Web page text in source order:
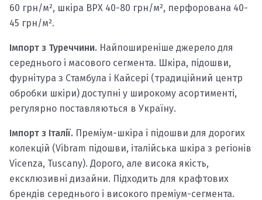
60 грн/м², шкіра ВРХ 40-80 грн/м², перфорована 40-
45 грн/м².
Імпорт з Туреччини. Найпоширеніше джерело для
середнього і масового сегмента. Шкіра, підошви,
фурнітура з Стамбула і Кайсері (традиційний центр
обробки шкіри) доступні у широкому асортименті,
регулярно поставляються в Україну.
Імпорт з Італії. Преміум-шкіра і підошви для дорогих
колекцій (Vibram підошви, італійська шкіра з регіонів
Vicenza, Tuscany). Дорого, але висока якість,
ексклюзивні дизайни. Підходить для крафтових
брендів середнього і високого преміум-сегмента.